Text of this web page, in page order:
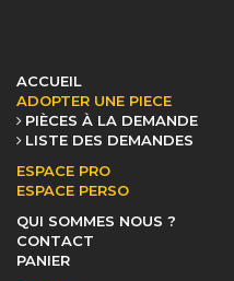
ACCUEIL
ADOPTER UNE PIECE
PIÈCES À LA DEMANDE
LISTE DES DEMANDES
ESPACE PRO
ESPACE PERSO
QUI SOMMES NOUS ?
CONTACT
PANIER